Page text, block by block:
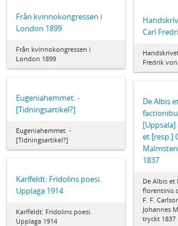
Från kvinnokongressen i
London 1899
Från kvinnokongressen i
London 1899
Carl
Fredrik
Eugeniahemmet. -
[Tidningsartikel?]
Eugeniahemmet. -
[Tidningsartikel?]
De Albis
[Uppsala]
et [resp.]
1837
De Albis
florentinis
F. F.
Johannes
tryckt 1837
Karlfeldt: Fridolins poesi.
Upplaga 1914
Karlfeldt: Fridolins poesi.
Upplaga 1914